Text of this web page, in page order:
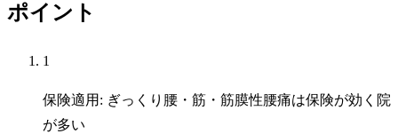
ポイント
1
保険適用: ぎっくり腰・筋・筋膜性腰痛は保険が効く院
が多い